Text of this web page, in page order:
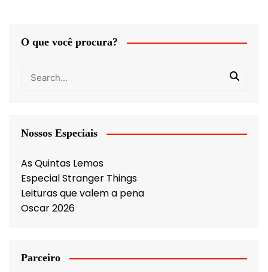
O que você procura?
Nossos Especiais
As Quintas Lemos
Especial Stranger Things
Leituras que valem a pena
Oscar 2026
Parceiro